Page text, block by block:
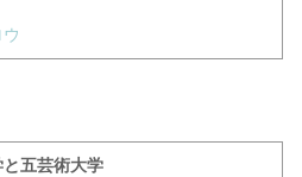
五芸術大学